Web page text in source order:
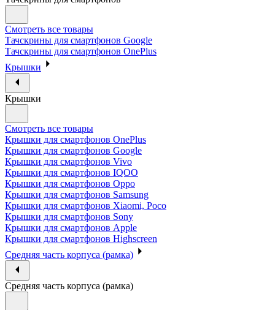
Смотреть все товары
Тачскрины для смартфонов Google
Тачскрины для смартфонов OnePlus
Крышки
Крышки
Смотреть все товары
Крышки для смартфонов OnePlus
Крышки для смартфонов Google
Крышки для смартфонов Vivo
Крышки для смартфонов IQOO
Крышки для смартфонов Oppo
Крышки для смартфонов Samsung
Крышки для смартфонов Xiaomi, Poco
Крышки для смартфонов Sony
Крышки для смартфонов Apple
Крышки для смартфонов Highscreen
Средняя часть корпуса (рамка)
Средняя часть корпуса (рамка)